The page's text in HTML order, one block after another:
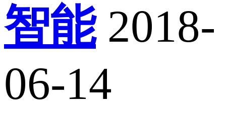
智能 2018-
06-14